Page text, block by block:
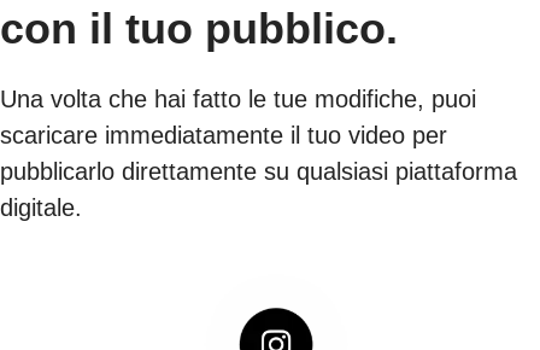
con il tuo pubblico.
Una volta che hai fatto le tue modifiche, puoi
scaricare immediatamente il tuo video per
pubblicarlo direttamente su qualsiasi piattaforma
digitale.